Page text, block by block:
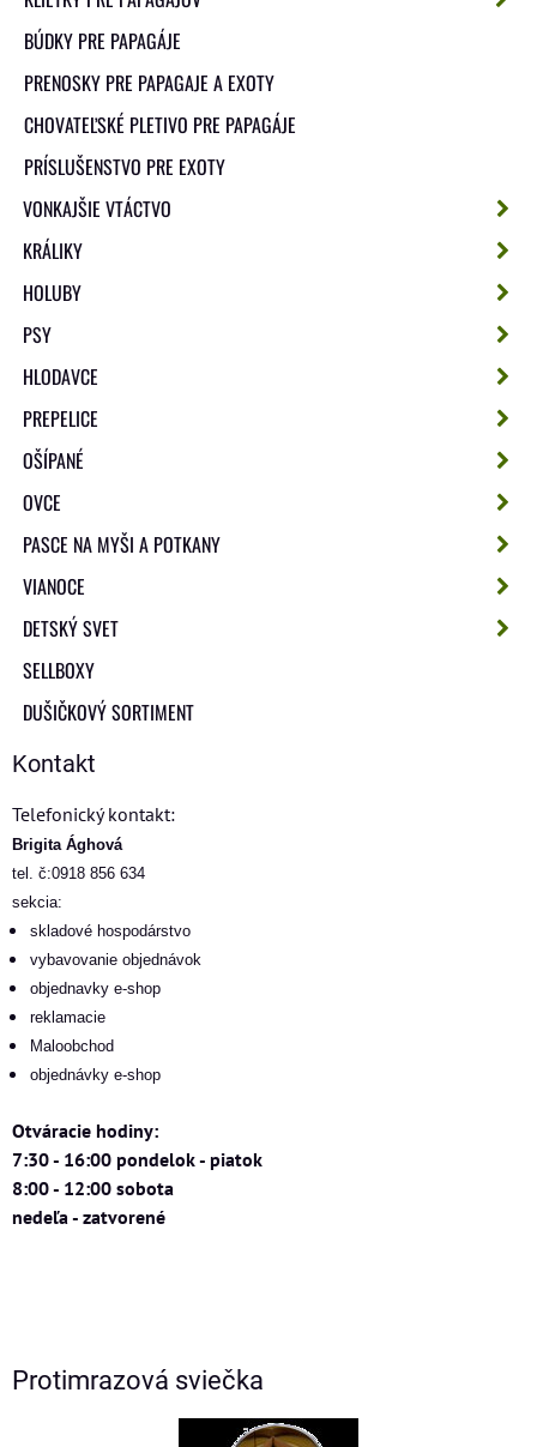
BÚDKY PRE PAPAGÁJE
PRENOSKY PRE PAPAGAJE A EXOTY
CHOVATEĽSKÉ PLETIVO PRE PAPAGÁJE
PRÍSLUŠENSTVO PRE EXOTY
VONKAJŠIE VTÁCTVO
KRÁLIKY
HOLUBY
PSY
HLODAVCE
PREPELICE
OŠÍPANÉ
OVCE
PASCE NA MYŠI A POTKANY
VIANOCE
DETSKÝ SVET
SELLBOXY
DUŠIČKOVÝ SORTIMENT
Kontakt
Telefonický kontakt:
Brigita Ághová
tel. č:0918 856 634
sekcia:
skladové hospodárstvo
vybavovanie objednávok
objednavky e-shop
reklamacie
Maloobchod
objednávky e-shop
Otváracie hodiny:
7:30 - 16:00 pondelok - piatok
8:00 - 12:00 sobota
nedeľa - zatvorené
Protimrazová sviečka